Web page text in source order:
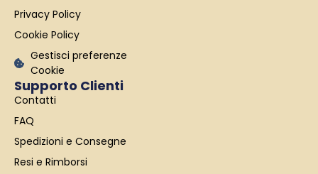
k
-
f
a
m
Supporto Clienti
Contatti
FAQ
Spedizioni e Consegne
Resi e Rimborsi
Privacy Policy
Cookie Policy
Gestisci preferenze
Cookie